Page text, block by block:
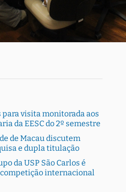
visita monitorada aos
da EESC do 2º semestre
de Macau discutem
e dupla titulação
da USP São Carlos é
internacional